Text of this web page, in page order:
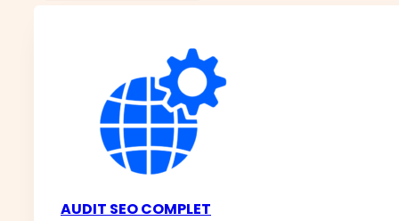
AUDIT SEO COMPLET